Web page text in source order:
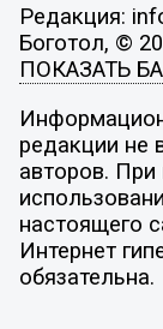
Редакция:
Боготол, ©
ПОКАЗАТЬ
редакции не
авторов. При
настоящего
Интернет
обязательна.